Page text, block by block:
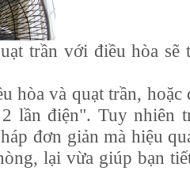
trần với điều hòa sẽ
hòa và quạt trần,
lần điện". Tuy nhiên
đơn giản mà hiệu
lại vừa giúp bạn